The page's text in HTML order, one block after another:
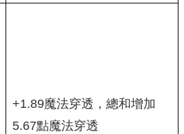
+1.89魔法穿透，總和增加
5.67點魔法穿透